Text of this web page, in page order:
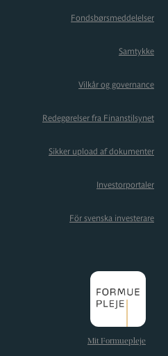
Fondsbørsmeddelelser
Samtykke
Vilkår og governance
Redegørelser fra Finanstilsynet
Sikker upload af dokumenter
Investorportaler
För svenska investerare
Mit Formuepleje